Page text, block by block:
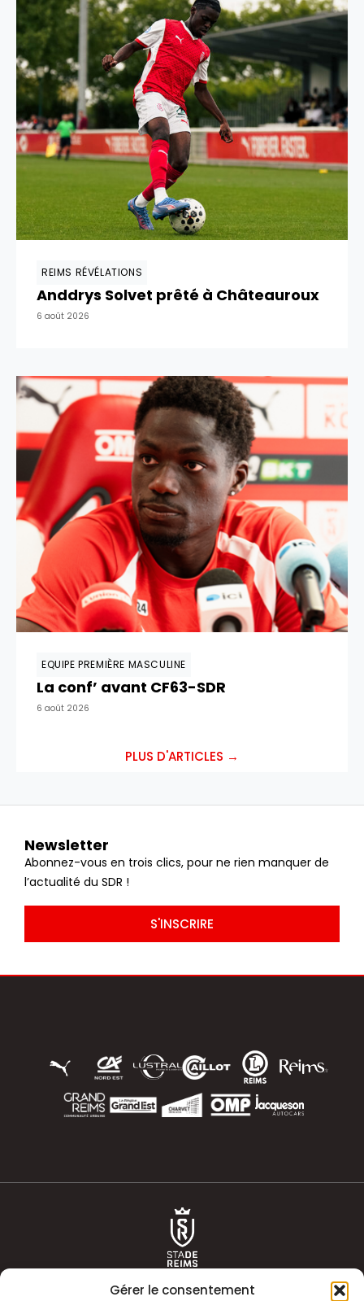
Gérer le consentement
REIMS RÉVÉLATIONS
Anddrys Solvet prêté à Châteauroux
6 août 2026
EQUIPE PREMIÈRE MASCULINE
La conf’ avant CF63-SDR
6 août 2026
PLUS D'ARTICLES →
Newsletter
Abonnez-vous en trois clics, pour ne rien manquer de
l’actualité du SDR !
S'INSCRIRE